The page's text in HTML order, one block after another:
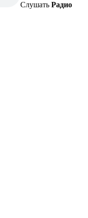
Слушать Радио